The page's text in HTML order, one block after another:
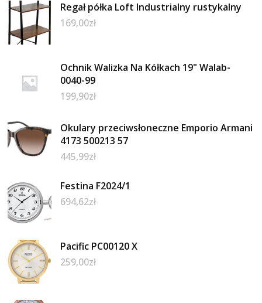
Regał półka Loft Industrialny rustykalny
169,00zł
Ochnik Walizka Na Kółkach 19" Walab-
0040-99
199,90zł
Okulary przeciwsłoneczne Emporio Armani
4173 500213 57
445,99zł
Festina F2024/1
694,62zł
Pacific PC00120 X
259,00zł